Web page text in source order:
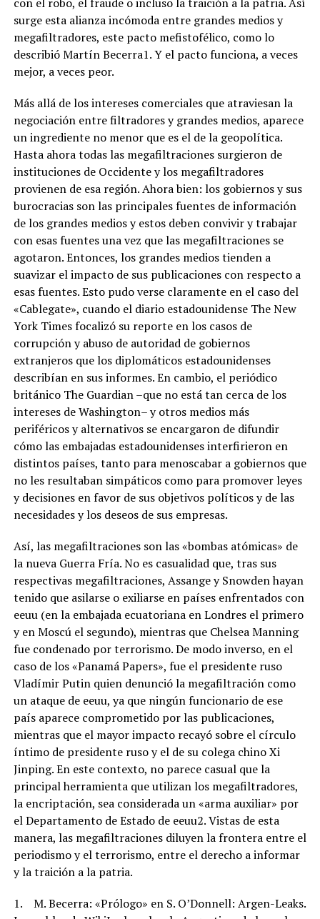
surge esta alianza incómoda entre grandes medios y
megafiltradores, este pacto mefistofélico, como lo
describió Martín Becerra1. Y el pacto funciona, a veces
mejor, a veces peor.
Más allá de los intereses comerciales que atraviesan la
negociación entre filtradores y grandes medios, aparece
un ingrediente no menor que es el de la geopolítica.
Hasta ahora todas las megafiltraciones surgieron de
instituciones de Occidente y los megafiltradores
provienen de esa región. Ahora bien: los gobiernos y sus
burocracias son las principales fuentes de información
de los grandes medios y estos deben convivir y trabajar
con esas fuentes una vez que las megafiltraciones se
agotaron. Entonces, los grandes medios tienden a
suavizar el impacto de sus publicaciones con respecto a
esas fuentes. Esto pudo verse claramente en el caso del
«Cablegate», cuando el diario estadounidense The New
York Times focalizó su reporte en los casos de
corrupción y abuso de autoridad de gobiernos
extranjeros que los diplomáticos estadounidenses
describían en sus informes. En cambio, el periódico
británico The Guardian –que no está tan cerca de los
intereses de Washington– y otros medios más
periféricos y alternativos se encargaron de difundir
cómo las embajadas estadounidenses interfirieron en
distintos países, tanto para menoscabar a gobiernos que
no les resultaban simpáticos como para promover leyes
y decisiones en favor de sus objetivos políticos y de las
necesidades y los deseos de sus empresas.
Así, las megafiltraciones son las «bombas atómicas» de
la nueva Guerra Fría. No es casualidad que, tras sus
respectivas megafiltraciones, Assange y Snowden hayan
tenido que asilarse o exiliarse en países enfrentados con
eeuu (en la embajada ecuatoriana en Londres el primero
y en Moscú el segundo), mientras que Chelsea Manning
fue condenado por terrorismo. De modo inverso, en el
caso de los «Panamá Papers», fue el presidente ruso
Vladímir Putin quien denunció la megafiltración como
un ataque de eeuu, ya que ningún funcionario de ese
país aparece comprometido por las publicaciones,
mientras que el mayor impacto recayó sobre el círculo
íntimo de presidente ruso y el de su colega chino Xi
Jinping. En este contexto, no parece casual que la
principal herramienta que utilizan los megafiltradores,
la encriptación, sea considerada un «arma auxiliar» por
el Departamento de Estado de eeuu2. Vistas de esta
manera, las megafiltraciones diluyen la frontera entre el
periodismo y el terrorismo, entre el derecho a informar
y la traición a la patria.
1. M. Becerra: «Prólogo» en S. O’Donnell: Argen-Leaks.